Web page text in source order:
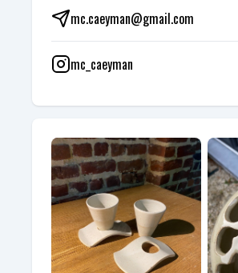
mc.caeyman@gmail.com
mc_caeyman